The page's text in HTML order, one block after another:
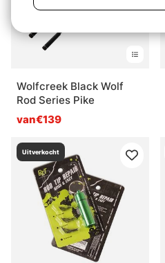
Wolfcreek Black Wolf
Rod Series Pike
van€139
Uitverkocht